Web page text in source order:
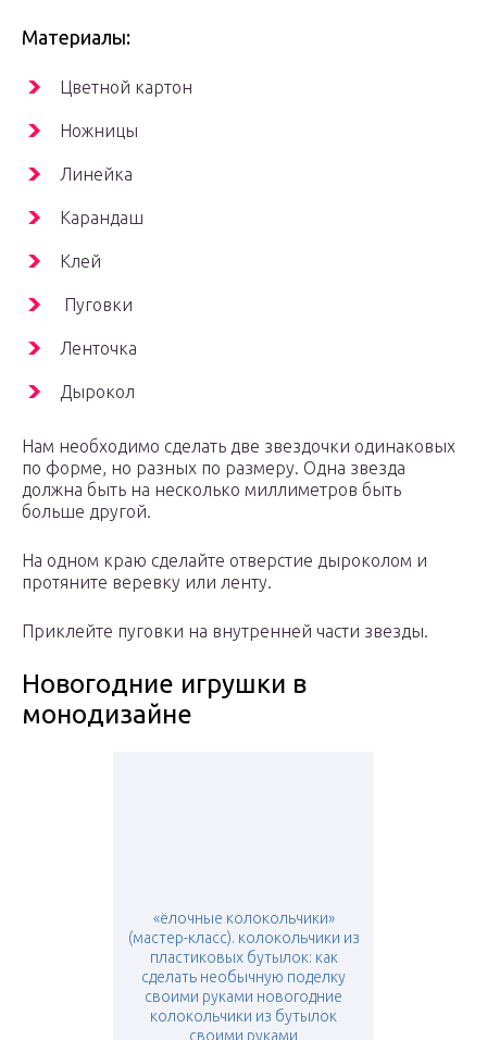
Материалы:
Цветной картон
Ножницы
Линейка
Карандаш
Клей
Пуговки
Ленточка
Дырокол
Нам необходимо сделать две звездочки одинаковых
по форме, но разных по размеру. Одна звезда
должна быть на несколько миллиметров быть
больше другой.
На одном краю сделайте отверстие дыроколом и
протяните веревку или ленту.
Приклейте пуговки на внутренней части звезды.
Новогодние игрушки в
монодизайне
«ёлочные колокольчики»
(мастер-класс). колокольчики из
пластиковых бутылок: как
сделать необычную поделку
своими руками новогодние
колокольчики из бутылок
своими руками